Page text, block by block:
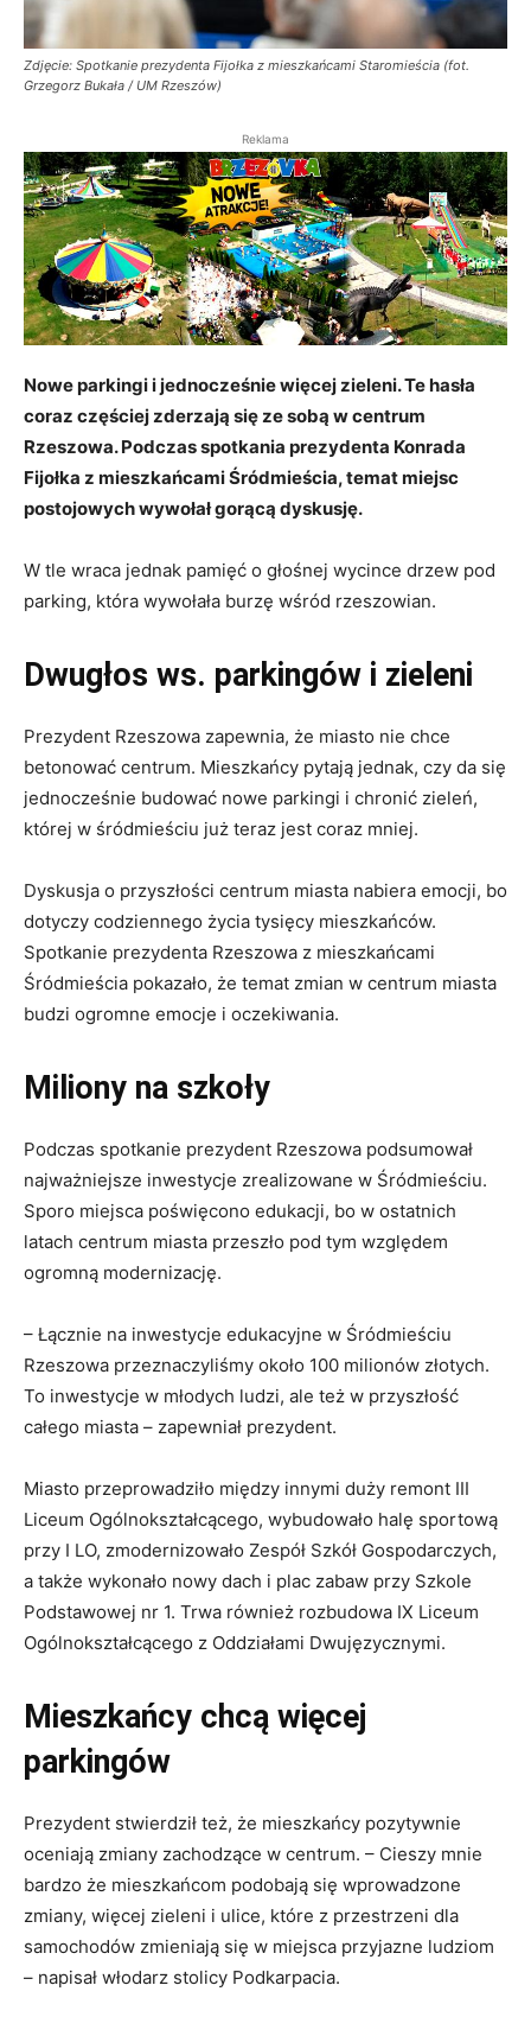
Zdjęcie: Spotkanie prezydenta Fijołka z mieszkańcami Staromieścia (fot.
Grzegorz Bukała / UM Rzeszów)
Reklama
Nowe parkingi i jednocześnie więcej zieleni. Te hasła
coraz częściej zderzają się ze sobą w centrum
Rzeszowa. Podczas spotkania prezydenta Konrada
Fijołka z mieszkańcami Śródmieścia, temat miejsc
postojowych wywołał gorącą dyskusję.
W tle wraca jednak pamięć o głośnej wycince drzew pod
parking, która wywołała burzę wśród rzeszowian.
Dwugłos ws. parkingów i zieleni
Prezydent Rzeszowa zapewnia, że miasto nie chce
betonować centrum. Mieszkańcy pytają jednak, czy da się
jednocześnie budować nowe parkingi i chronić zieleń,
której w śródmieściu już teraz jest coraz mniej.
Dyskusja o przyszłości centrum miasta nabiera emocji, bo
dotyczy codziennego życia tysięcy mieszkańców.
Spotkanie prezydenta Rzeszowa z mieszkańcami
Śródmieścia pokazało, że temat zmian w centrum miasta
budzi ogromne emocje i oczekiwania.
Miliony na szkoły
Podczas spotkanie prezydent Rzeszowa podsumował
najważniejsze inwestycje zrealizowane w Śródmieściu.
Sporo miejsca poświęcono edukacji, bo w ostatnich
latach centrum miasta przeszło pod tym względem
ogromną modernizację.
– Łącznie na inwestycje edukacyjne w Śródmieściu
Rzeszowa przeznaczyliśmy około 100 milionów złotych.
To inwestycje w młodych ludzi, ale też w przyszłość
całego miasta – zapewniał prezydent.
Miasto przeprowadziło między innymi duży remont III
Liceum Ogólnokształcącego, wybudowało halę sportową
przy I LO, zmodernizowało Zespół Szkół Gospodarczych,
a także wykonało nowy dach i plac zabaw przy Szkole
Podstawowej nr 1. Trwa również rozbudowa IX Liceum
Ogólnokształcącego z Oddziałami Dwujęzycznymi.
Mieszkańcy chcą więcej
parkingów
Prezydent stwierdził też, że mieszkańcy pozytywnie
oceniają zmiany zachodzące w centrum. – Cieszy mnie
bardzo że mieszkańcom podobają się wprowadzone
zmiany, więcej zieleni i ulice, które z przestrzeni dla
samochodów zmieniają się w miejsca przyjazne ludziom
– napisał włodarz stolicy Podkarpacia.